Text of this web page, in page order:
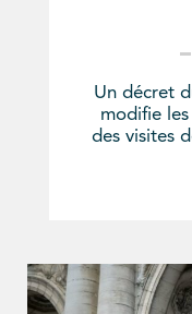
Un décret
modifie
des visites